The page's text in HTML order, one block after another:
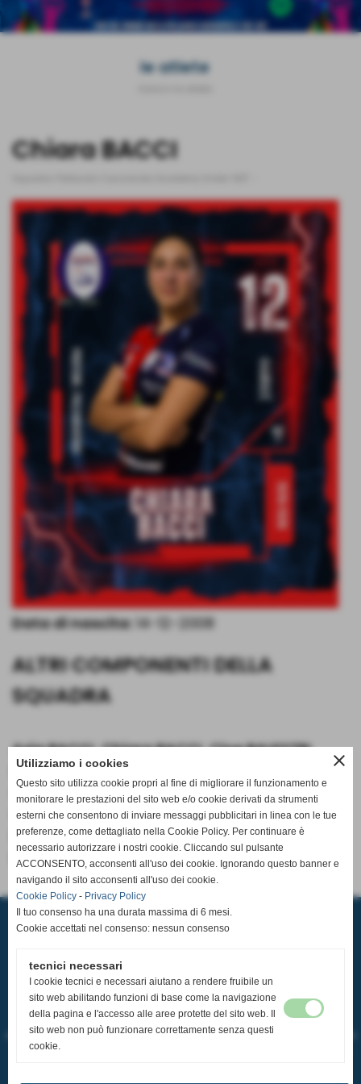
le atlete
Chiara BACCI
Data di nascita: 14-12-2008
ALTRI COMPONENTI DELLA
SQUADRA
Asia BACCI,Chiara BACCI,Cloe BALESTRI,
Rebecca BELCORE
CANTINI,Maya CAMPEDRER,Giamila
COPPOLA,Margherita LIUT,Azzurra NOVI,
Debora PERGJONI,Aurora PINORI,Giorgia
PIZZI,Laura SCARPELLINI
Via Tosco Romagnola,2480, 56023 - Cascina (Pisa)
P.I. 02185350507 C.F 93084600506
email:
ufficio stampa: ufficiostampa@pallavolocasciavola.it -352 0071268
Tutti i diritti sono riservati e soggetti a copyright.
L'utilizzo delle immagini deve essere esplicitamente richiesto a:
ufficiostampa@pallavolocasciavola.itche deve rilasciare il consenso scritto all'uso
L'utilizzo del contenuto scritto è riproducibile citando la fonte solo se si tratta di
close
Utilizziamo i cookies
Questo sito utilizza cookie propri al fine di migliorare il funzionamento e
monitorare le prestazioni del sito web e/o cookie derivati da strumenti
esterni che consentono di inviare messaggi pubblicitari in linea con le tue
preferenze, come dettagliato nella Cookie Policy. Per continuare è
necessario autorizzare i nostri cookie. Cliccando sul pulsante
ACCONSENTO, acconsenti all'uso dei cookie. Ignorando questo banner e
navigando il sito acconsenti all'uso dei cookie.
Cookie Policy - Privacy Policy
Il tuo consenso ha una durata massima di 6 mesi.
Cookie accettati nel consenso: nessun consenso
tecnici necessari
I cookie tecnici e necessari aiutano a rendere fruibile un
sito web abilitando funzioni di base come la navigazione
della pagina e l'accesso alle aree protette del sito web. Il
sito web non può funzionare correttamente senza questi
cookie.